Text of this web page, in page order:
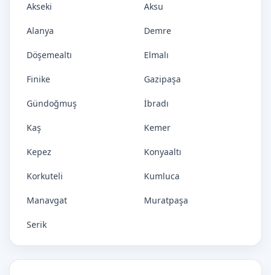
Akseki Aksu
Alanya Demre
Döşemealtı Elmalı
Finike Gazipaşa
Gündoğmuş İbradı
Kaş Kemer
Kepez Konyaaltı
Korkuteli Kumluca
Manavgat Muratpaşa
Serik